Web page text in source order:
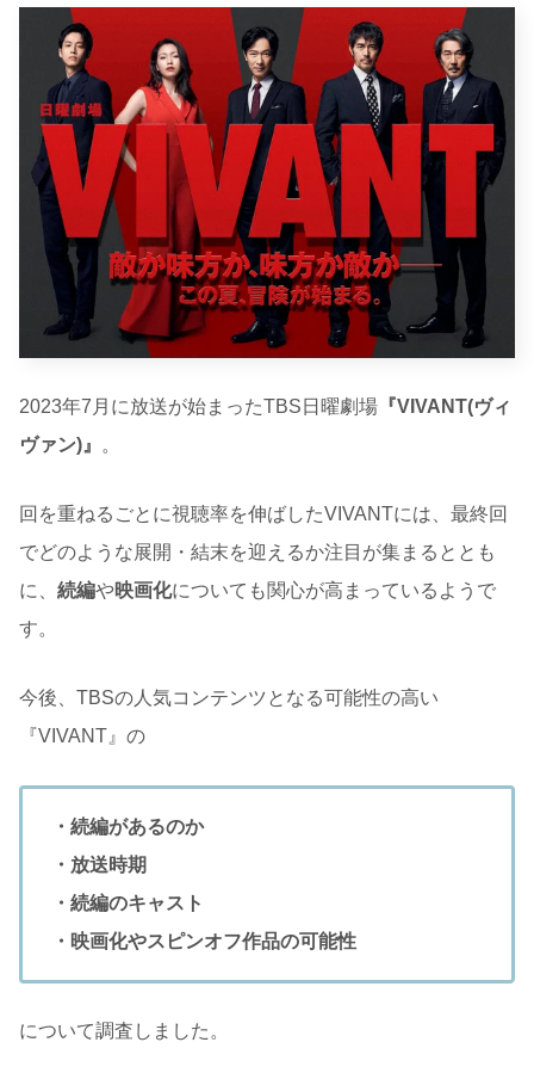
2023年7月に放送が始まったTBS日曜劇場 『VIVANT(ヴィ
ヴァン)』 。
回を重ねるごとに視聴率を伸ばしたVIVANTには、最終回
でどのような展開・結末を迎えるか注目が集まるととも
に、 続編や映画化についても関心が高まっているようで
す。
今後、TBSの人気コンテンツとなる可能性の高い
『VIVANT』の
・続編があるのか
・放送時期
・続編のキャスト
・映画化やスピンオフ作品の可能性
について調査しました。